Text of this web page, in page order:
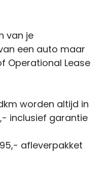
van je
een auto maar
Operational Lease
worden altijd in
inclusief garantie
afleverpakket